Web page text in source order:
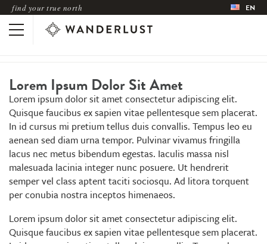
find your true north EN
Lorem Ipsum Dolor Sit Amet
Lorem ipsum dolor sit amet consectetur adipiscing elit.
Quisque faucibus ex sapien vitae pellentesque sem placerat.
In id cursus mi pretium tellus duis convallis. Tempus leo eu
aenean sed diam urna tempor. Pulvinar vivamus fringilla
lacus nec metus bibendum egestas. Iaculis massa nisl
malesuada lacinia integer nunc posuere. Ut hendrerit
semper vel class aptent taciti sociosqu. Ad litora torquent
per conubia nostra inceptos himenaeos.
Lorem ipsum dolor sit amet consectetur adipiscing elit.
Quisque faucibus ex sapien vitae pellentesque sem placerat.